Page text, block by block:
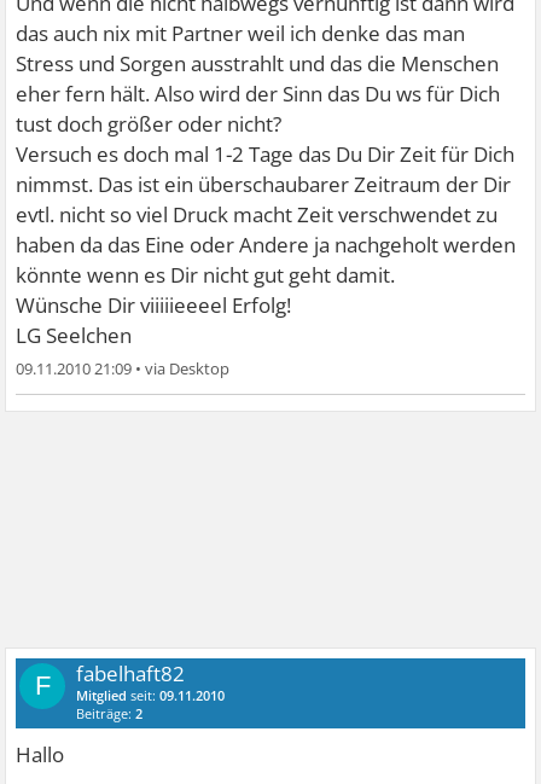
das auch nix mit Partner weil ich denke das man
Stress und Sorgen ausstrahlt und das die Menschen
eher fern hält. Also wird der Sinn das Du ws für Dich
tust doch größer oder nicht?
Versuch es doch mal 1-2 Tage das Du Dir Zeit für Dich
nimmst. Das ist ein überschaubarer Zeitraum der Dir
evtl. nicht so viel Druck macht Zeit verschwendet zu
haben da das Eine oder Andere ja nachgeholt werden
könnte wenn es Dir nicht gut geht damit.
Wünsche Dir viiiiieeeel Erfolg!
LG Seelchen
09.11.2010 21:09 •
F fabelhaft82
Mitglied seit:09.11.2010
Beiträge:2
Hallo